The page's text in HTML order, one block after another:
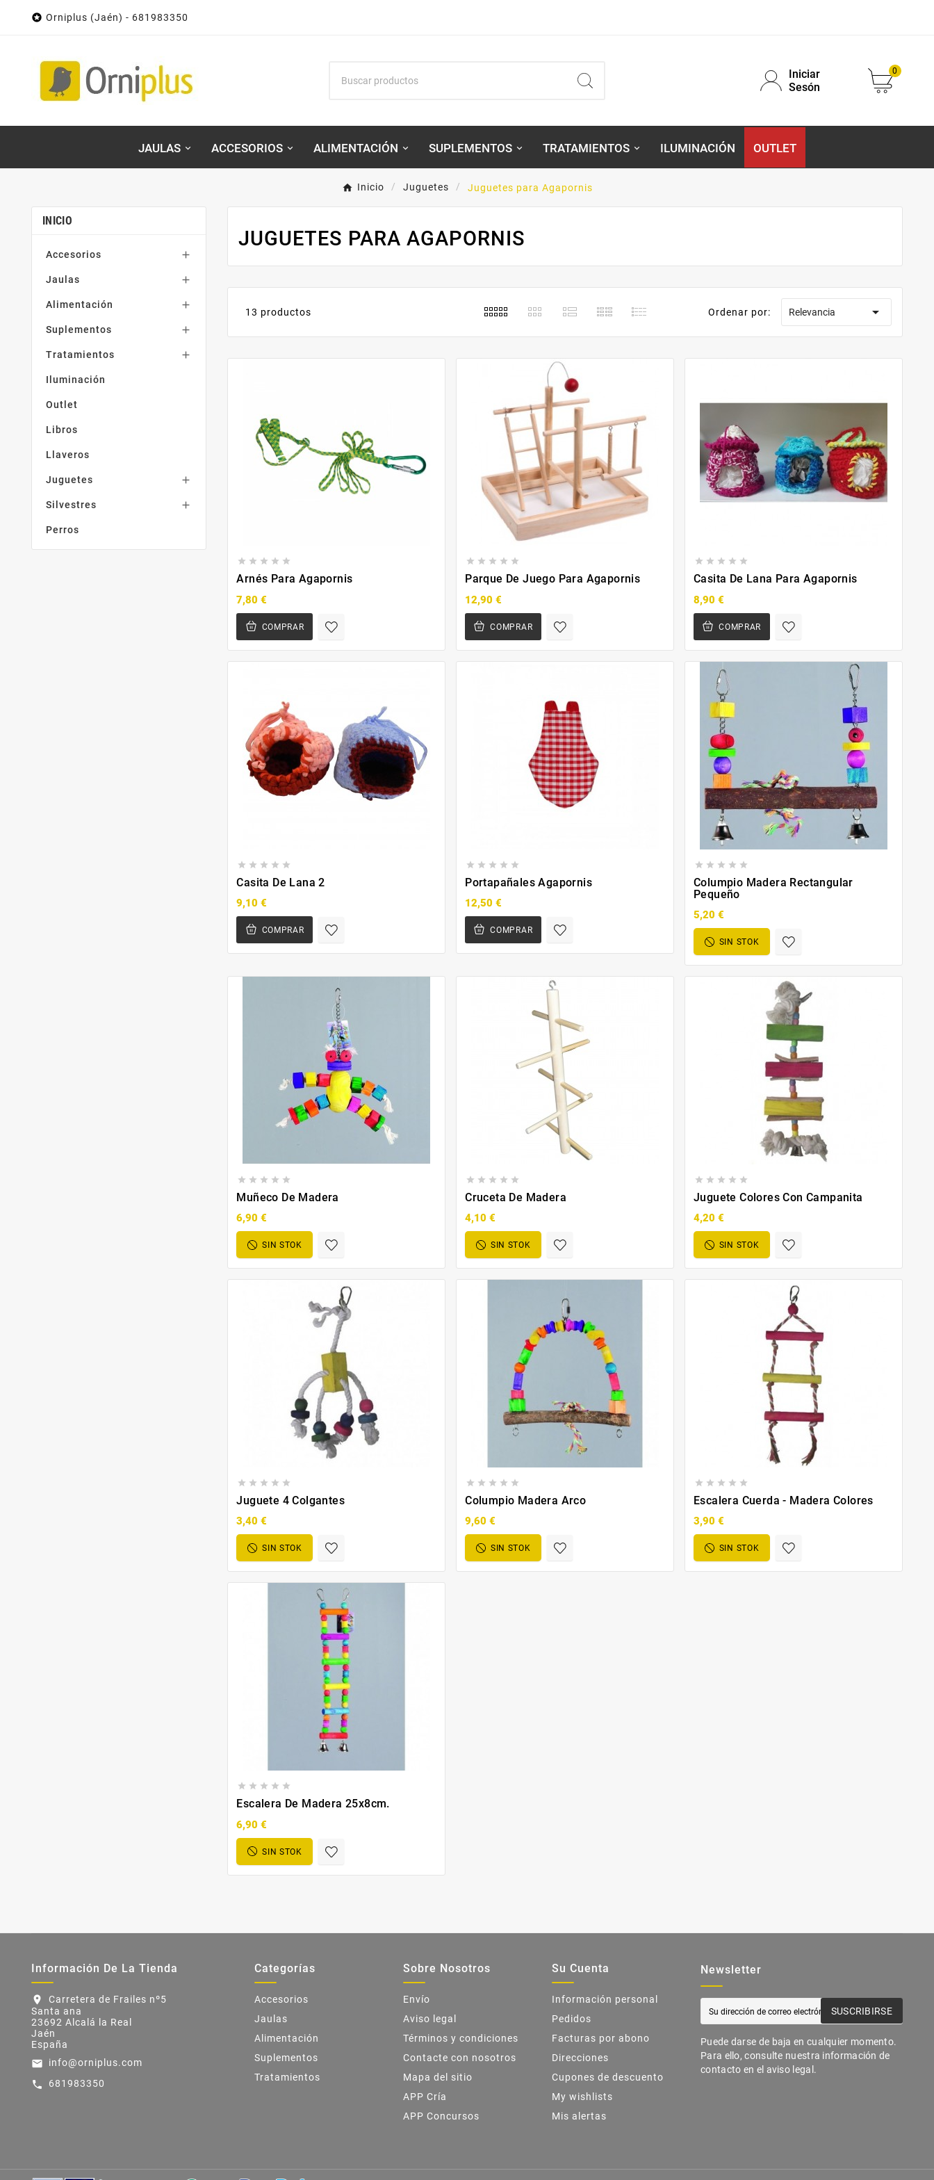
 Orniplus (Jaén) - 681983350
Iniciar
Sesón
0
JAULAS ACCESORIOS ALIMENTACIÓN SUPLEMENTOS TRATAMIENTOS ILUMINACIÓN OUTLET
Inicio Juguetes Juguetes para Agapornis
INICIO
Accesorios 
Jaulas 
Alimentación 
Suplementos 
Tratamientos 
Iluminación
Outlet
Libros
Llaveros
Juguetes 
Silvestres 
Perros
JUGUETES PARA AGAPORNIS
13 productos Ordenar por: Relevancia 
    
Arnés Para Agapornis
7,80 €
COMPRAR
    
Parque De Juego Para Agapornis
12,90 €
COMPRAR
    
Casita De Lana Para Agapornis
8,90 €
COMPRAR
    
Casita De Lana 2
9,10 €
COMPRAR
    
Portapañales Agapornis
12,50 €
COMPRAR
    
Columpio Madera Rectangular
Pequeño
5,20 €
SIN STOK
    
Muñeco De Madera
6,90 €
SIN STOK
    
Cruceta De Madera
4,10 €
SIN STOK
    
Juguete Colores Con Campanita
4,20 €
SIN STOK
    
Juguete 4 Colgantes
3,40 €
SIN STOK
    
Columpio Madera Arco
9,60 €
SIN STOK
    
Escalera Cuerda - Madera Colores
3,90 €
SIN STOK
    
Escalera De Madera 25x8cm.
6,90 €
SIN STOK
Información De La Tienda
location_on
Carretera de Frailes nº5
Santa ana
23692 Alcalá la Real
Jaén
España
email info@orniplus.com
call 681983350
Categorías
Accesorios
Jaulas
Alimentación
Suplementos
Tratamientos
Sobre Nosotros
Envío
Aviso legal
Términos y condiciones
Contacte con nosotros
Mapa del sitio
APP Cría
APP Concursos
Su Cuenta
Información personal
Pedidos
Facturas por abono
Direcciones
Cupones de descuento
My wishlists
Mis alertas
Newsletter
SUSCRIBIRSE
Puede darse de baja en cualquier momento.
Para ello, consulte nuestra información de
contacto en el aviso legal.